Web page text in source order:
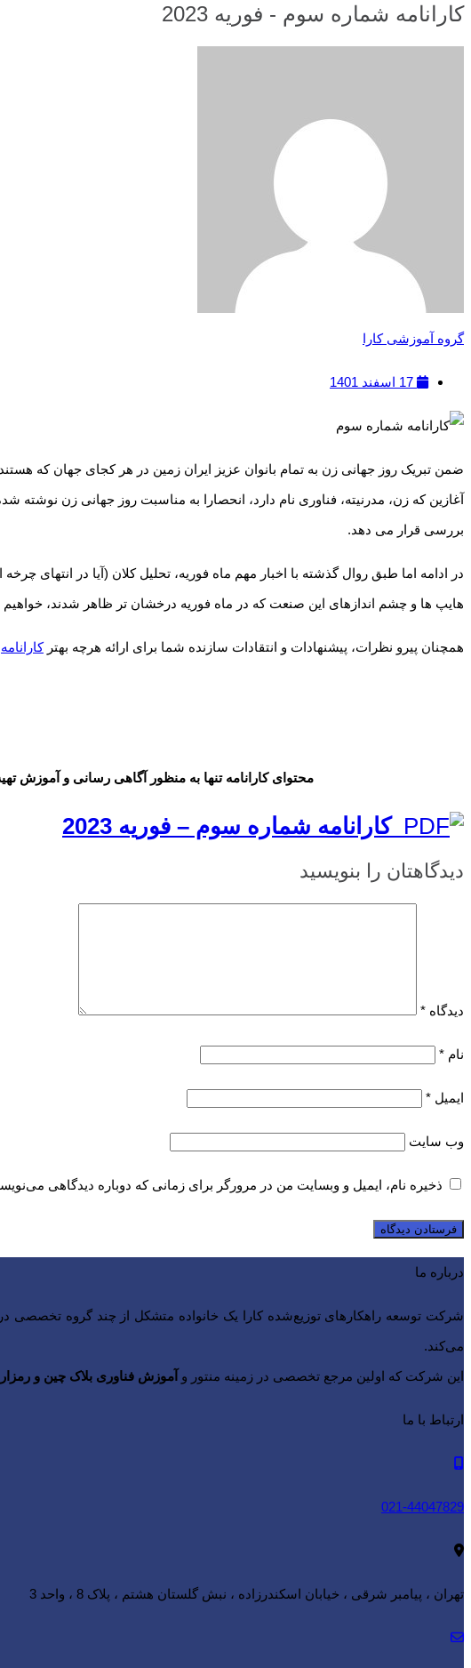
کارانامه شماره سوم - فوریه 2023
گروه آموزشی کارا
17 اسفند 1401
بررسی قرار می دهد.
در ادامه اما طبق روال گذشته با اخبار مهم ماه فوریه، تحلیل کلان (آیا در انتهای
هایپ ها و چشم اندازهای این صنعت که در ماه فوریه درخشان تر ظاهر شدند،
همچنان پیرو نظرات، پیشنهادات و انتقادات سازنده شما برای ارائه هرچه بهترکارانامه
محتوای کارانامه تنها به منظور آگاهی رسانی و آموزش
کارانامه شماره سوم – فوریه 2023
دیدگاهتان را بنویسید
دیدگاه *
نام *
ایمیل *
وب‌ سایت
ذخیره نام، ایمیل و وبسایت من در مرورگر برای زمانی که دوباره دیدگاهی
درباره ما
شرکت توسعه راهکارهای توزیع‌شده کارا یک خانواده متشکل از چند گروه
می‌کند.
این شرکت که اولین مرجع تخصصی در زمینه منتور و آموزش فناوری بلاک چین و
ارتباط با ما
021-44047829
تهران ، پیامبر شرقی ، خیابان اسکندرزاده ، نبش گلستان هشتم ، پلاک 8 ، واحد 3